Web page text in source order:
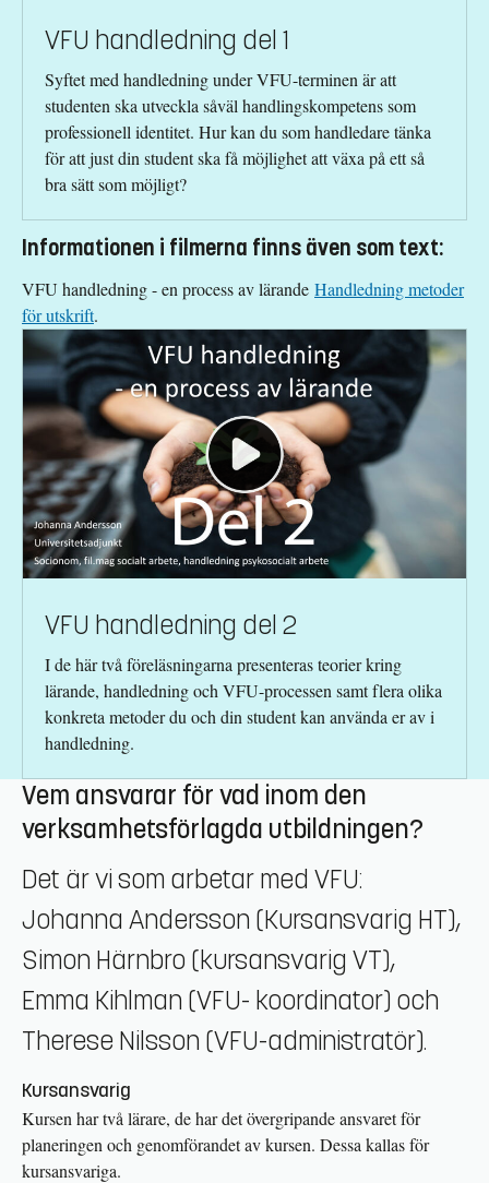
VFU handledning del 1
Syftet med handledning under VFU-terminen är att
studenten ska utveckla såväl handlingskompetens som
professionell identitet. Hur kan du som handledare tänka
för att just din student ska få möjlighet att växa på ett så
bra sätt som möjligt?
Informationen i filmerna finns även som text:
VFU handledning - en process av lärande Handledning metoder
för utskrift.
VFU handledning del 2
I de här två föreläsningarna presenteras teorier kring
lärande, handledning och VFU-processen samt flera olika
konkreta metoder du och din student kan använda er av i
handledning.
Vem ansvarar för vad inom den
verksamhetsförlagda utbildningen?
Det är vi som arbetar med VFU:
Johanna Andersson (Kursansvarig HT),
Simon Härnbro (kursansvarig VT),
Emma Kihlman (VFU- koordinator) och
Therese Nilsson (VFU-administratör).
Kursansvarig
Kursen har två lärare, de har det övergripande ansvaret för
planeringen och genomförandet av kursen. Dessa kallas för
kursansvariga.